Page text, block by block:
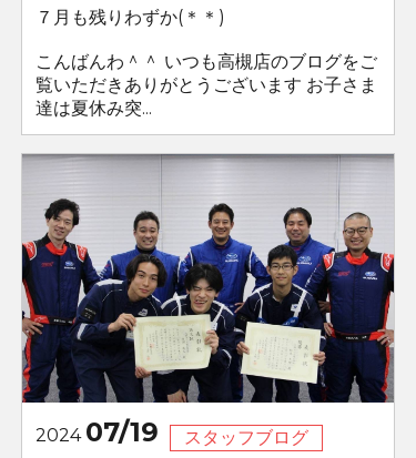
７月も残りわずか(＊＊)
こんばんわ＾＾ いつも高槻店のブログをご
覧いただきありがとうございます お子さま
達は夏休み突...
2024 07/19
スタッフブログ